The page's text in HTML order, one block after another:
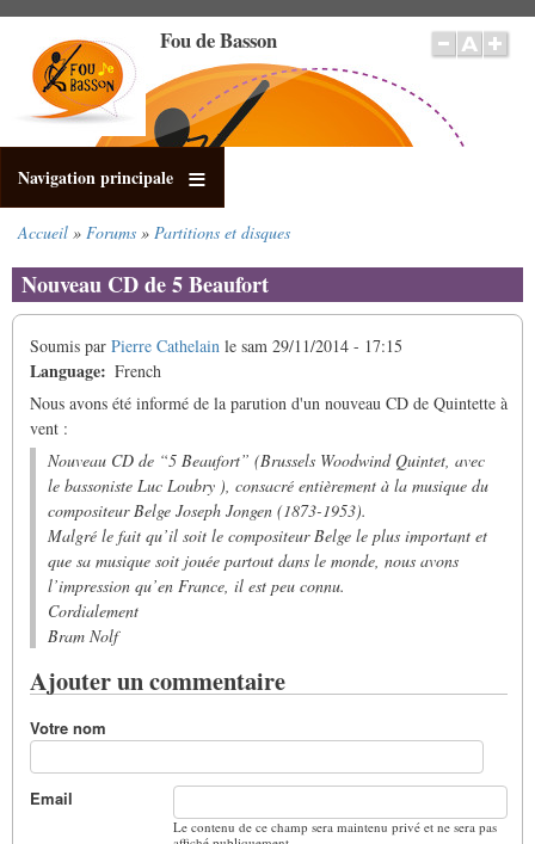
contenu
principal
Fou de Basson
Navigation principale
d'Ariane
Accueil Forums Partitions et disques
Nouveau CD de 5 Beaufort
Soumis par Pierre Cathelain le sam 29/11/2014 - 17:15
Language
French
Nous avons été informé de la parution d'un nouveau CD de Quintette à
vent :
Nouveau CD de “5 Beaufort” (Brussels Woodwind Quintet, avec
le bassoniste Luc Loubry ), consacré entièrement à la musique du
compositeur Belge Joseph Jongen (1873-1953).
Malgré le fait qu’il soit le compositeur Belge le plus important et
que sa musique soit jouée partout dans le monde, nous avons
l’impression qu’en France, il est peu connu.
Cordialement
Bram Nolf
Ajouter un commentaire
Votre nom
Email
Le contenu de ce champ sera maintenu privé et ne sera pas